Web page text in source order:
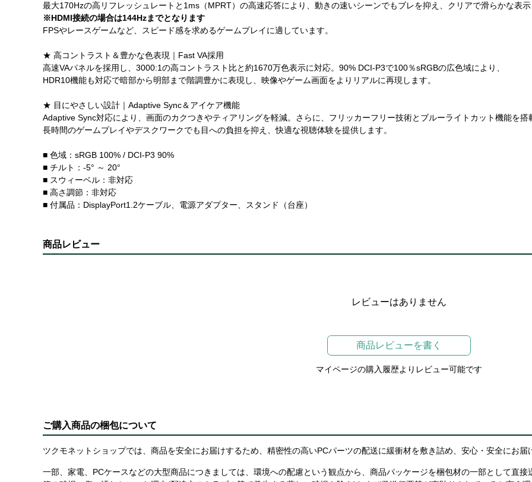
最大170Hzの高リフレッシュレートと1ms（MPRT）の高速応答により、動きの速いシーンでもブレを抑え、クリアで滑らかな表
※HDMI接続の場合は144Hzまでとなります
FPSやレースゲームなど、スピード感を求めるゲームプレイに適しています。
★ 高コントラスト＆豊かな色表現｜Fast VA採用
高速VAパネルを採用し、3000:1の高コントラスト比と約1670万色表示に対応。90% DCI-P3で100％sRGBの広色域により、
HDR10機能も対応で暗部から明部まで階調豊かに表現し、映像やゲーム画面をよりリアルに再現します。
★ 目にやさしい設計｜Adaptive Sync＆アイケア機能
Adaptive Sync対応により、画面のカクつきやティアリングを軽減。さらに、フリッカーフリー技術とブルーライトカット機能を搭
長時間のゲームプレイやデスクワークでも目への負担を抑え、快適な視聴体験を提供します。
■ 色域：sRGB 100% / DCI-P3 90%
■ チルト：-5° ～ 20°
■ スウィーベル：非対応
■ 高さ調節：非対応
■ 付属品：DisplayPort1.2ケーブル、電源アダプター、スタンド（台座）
商品レビュー
レビューはありません
商品レビューを書く
マイページの購入履歴よりレビュー可能です
ご購入商品の梱包について
ツクモネットショップでは、商品を安全にお届けするため、精密性の高いPCパーツの配送に緩衝材を敷き詰め、安心・安全にお
一部、家電、PCケースなどの大型商品につきましては、環境への配慮という観点から、商品パッケージを梱包材の一部として直